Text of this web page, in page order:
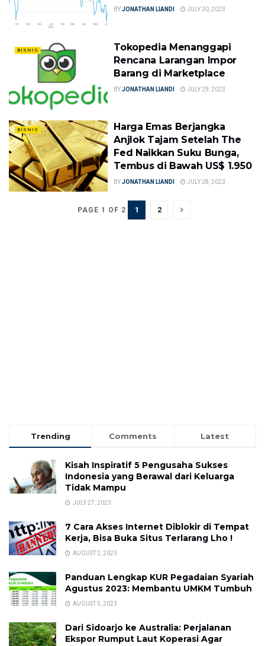
BYJONATHAN LIANDI JULY 30, 2023
BISNIS
Tokopedia Menanggapi
Rencana Larangan Impor
Barang di Marketplace
BYJONATHAN LIANDI JULY 29, 2023
BISNIS
Harga Emas Berjangka
Anjlok Tajam Setelah The
Fed Naikkan Suku Bunga,
Tembus di Bawah US$ 1.950
BYJONATHAN LIANDI JULY 28, 2023
PAGE 1 OF 2 1 2
Trending Comments Latest
Kisah Inspiratif 5 Pengusaha Sukses
Indonesia yang Berawal dari Keluarga
Tidak Mampu
JULY 27, 2023
7 Cara Akses Internet Diblokir di Tempat
Kerja, Bisa Buka Situs Terlarang Lho !
AUGUST 2, 2023
Panduan Lengkap KUR Pegadaian Syariah
Agustus 2023: Membantu UMKM Tumbuh
AUGUST 5, 2023
Dari Sidoarjo ke Australia: Perjalanan
Ekspor Rumput Laut Koperasi Agar